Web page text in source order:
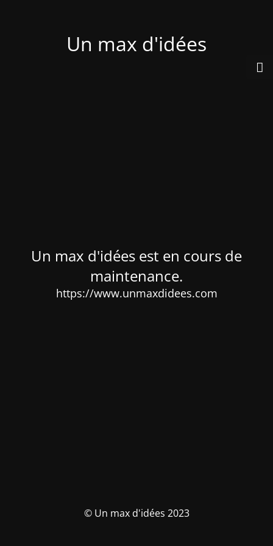
Un max d'idées
Un max d'idées est en cours de
maintenance.
https://www.unmaxdidees.com
© Un max d'idées 2023